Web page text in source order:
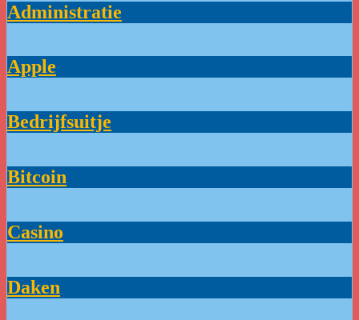
Administratie
Apple
Bedrijfsuitje
Bitcoin
Casino
Daken